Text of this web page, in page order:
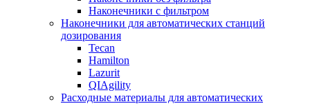
Наконечники с фильтром
Наконечники для автоматических станций
дозирования
Tecan
Hamilton
Lazurit
QIAgility
Расходные материалы для автоматических